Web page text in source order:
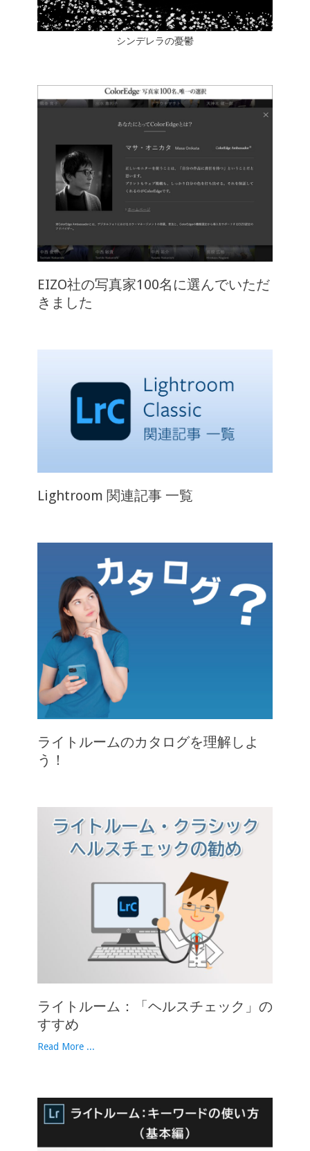
シンデレラの憂鬱
EIZO社の写真家100名に選んでいただ
きました
Lightroom 関連記事 一覧
ライトルームのカタログを理解しよ
う！
ライトルーム：「ヘルスチェック」の
すすめ
Read More ...